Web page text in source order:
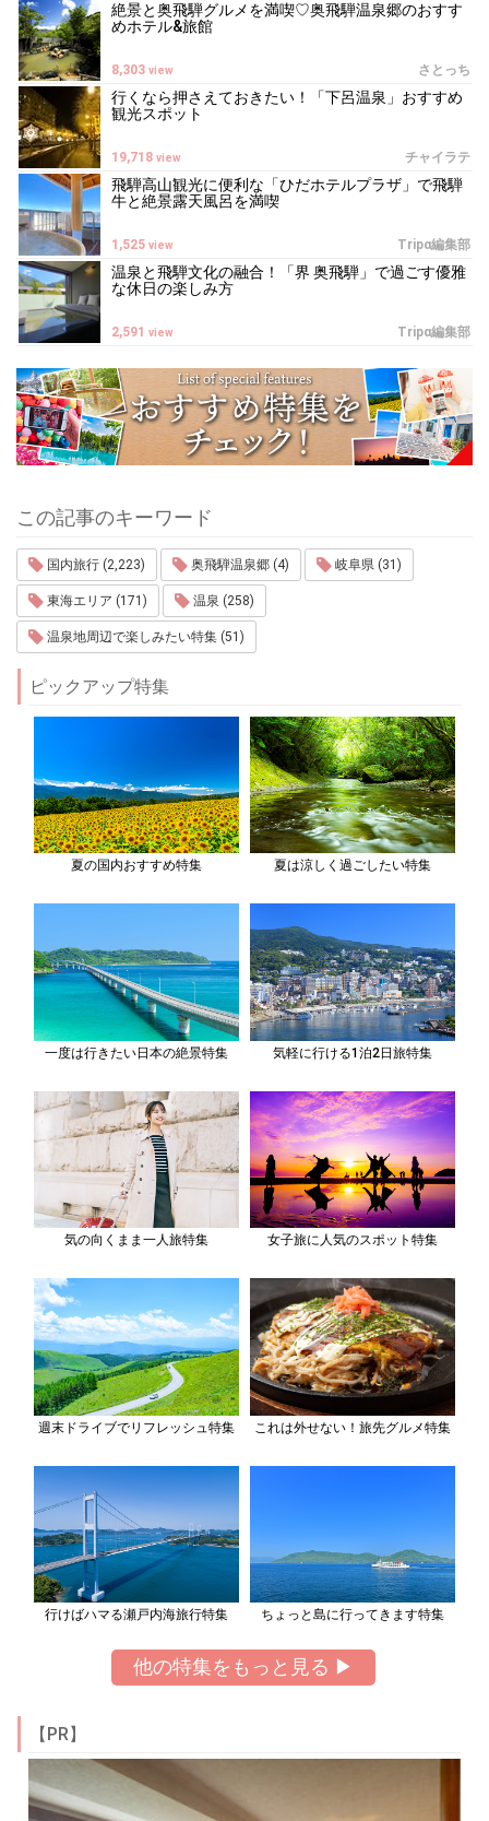
絶景と奥飛騨グルメを満喫♡奥飛騨温泉郷のおすす
めホテル&旅館
さとっち
8,303 view
行くなら押さえておきたい！「下呂温泉」おすすめ
観光スポット
チャイラテ
19,718 view
飛騨高山観光に便利な「ひだホテルプラザ」で飛騨
牛と絶景露天風呂を満喫
Tripα編集部
1,525 view
温泉と飛騨文化の融合！「界 奥飛騨」で過ごす優雅
な休日の楽しみ方
Tripα編集部
2,591 view
この記事のキーワード
国内旅行 (2,223) 奥飛騨温泉郷 (4) 岐阜県 (31)
東海エリア (171) 温泉 (258)
温泉地周辺で楽しみたい特集 (51)
ピックアップ特集
夏の国内おすすめ特集 夏は涼しく過ごしたい特集
一度は行きたい日本の絶景特集 気軽に行ける1泊2日旅特集
気の向くまま一人旅特集 女子旅に人気のスポット特集
週末ドライブでリフレッシュ特集 これは外せない！旅先グルメ特集
行けばハマる瀬戸内海旅行特集 ちょっと島に行ってきます特集
他の特集をもっと見る ▶
【PR】